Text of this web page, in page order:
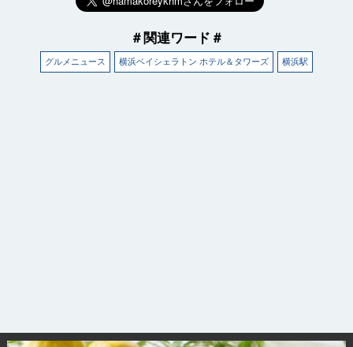
＃関連ワード＃
グルメニュース 横浜ベイシェラトン ホテル＆タワーズ 横浜駅